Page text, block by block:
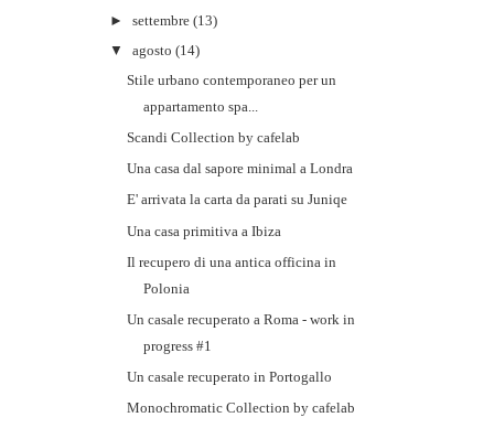
►settembre (13)
▼
agosto (14)
Stile urbano contemporaneo per un
appartamento spa...
Scandi Collection by cafelab
Una casa dal sapore minimal a Londra
E' arrivata la carta da parati su Juniqe
Una casa primitiva a Ibiza
Il recupero di una antica officina in
Polonia
Un casale recuperato a Roma - work in
progress #1
Un casale recuperato in Portogallo
Monochromatic Collection by cafelab